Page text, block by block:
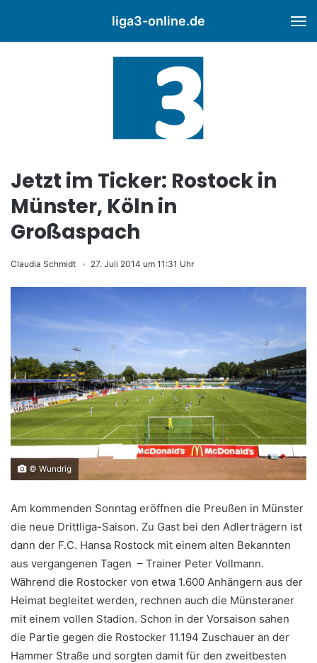
liga3-online.de
Jetzt im Ticker: Rostock in
Münster, Köln in
Großaspach
Claudia Schmidt 27. Juli 2014 um 11:31 Uhr
© Wundrig
Am kommenden Sonntag eröffnen die Preußen in Münster
die neue Drittliga-Saison. Zu Gast bei den Adlerträgern ist
dann der F.C. Hansa Rostock mit einem alten Bekannten
aus vergangenen Tagen – Trainer Peter Vollmann.
Während die Rostocker von etwa 1.600 Anhängern aus der
Heimat begleitet werden, rechnen auch die Münsteraner
mit einem vollen Stadion. Schon in der Vorsaison sahen
die Partie gegen die Rostocker 11.194 Zuschauer an der
Hammer Straße und sorgten damit für den zweitbesten